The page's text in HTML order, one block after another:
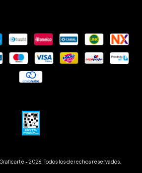
- 2026. Todos los derechos reservados.